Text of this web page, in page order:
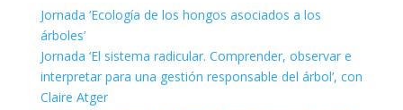
Jornada ‘Ecología de los hongos asociados a los
árboles’
Jornada ‘El sistema radicular. Comprender, observar e
interpretar para una gestión responsable del árbol’, con
Claire Atger